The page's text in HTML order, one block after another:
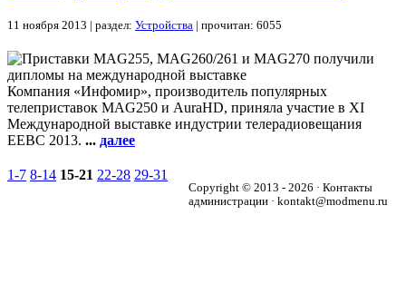
11 ноября 2013 | раздел: Устройства | прочитан: 6055
Компания «Инфомир», производитель популярных
телеприставок MAG250 и AuraHD, приняла участие в XI
Международной выставке индустрии телерадиовещания
ЕЕВС 2013. ... далее
1-7 8-14 15-21 22-28 29-31
Copyright © 2013 - 2026 · Контакты
администрации · kontakt@modmenu.ru